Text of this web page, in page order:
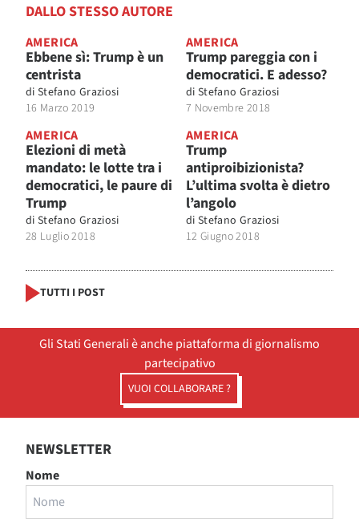
DALLO STESSO AUTORE
AMERICA
Ebbene sì: Trump è un
centrista
di Stefano Graziosi
16 Marzo 2019
AMERICA
Trump pareggia con i
democratici. E adesso?
di Stefano Graziosi
7 Novembre 2018
AMERICA
Elezioni di metà
mandato: le lotte tra i
democratici, le paure di
Trump
di Stefano Graziosi
28 Luglio 2018
AMERICA
Trump
antiproibizionista?
L’ultima svolta è dietro
l’angolo
di Stefano Graziosi
12 Giugno 2018
TUTTI I POST
Gli Stati Generali è anche piattaforma di giornalismo
partecipativo
VUOI COLLABORARE ?
NEWSLETTER
Nome